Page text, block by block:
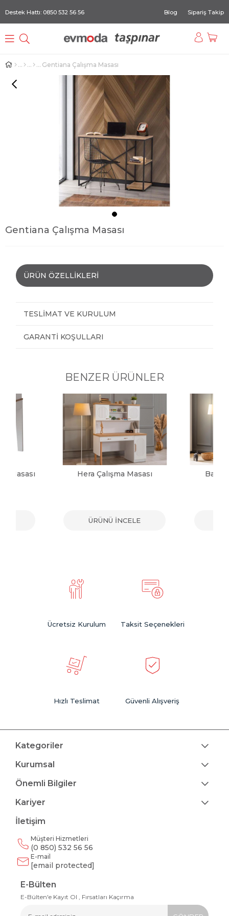
Destek Hattı: 0850 532 56 56 Blog Sipariş Takip
Gentiana Çalışma Masası
Gentiana Çalışma Masası
ÜRÜN ÖZELLIKLERI
TESLIMAT VE KURULUM
GARANTI KOŞULLARI
BENZER ÜRÜNLER
Masası Hera Çalışma Masası
ÜRÜNÜ İNCELE
Barrio
Ücretsiz Kurulum Taksit Seçenekleri
Hızlı Teslimat Güvenli Alışveriş
Kategoriler
Kurumsal
Önemli Bilgiler
Kariyer
İletişim
Müşteri Hizmetleri
(0 850) 532 56 56
E-mail
[email protected]
E-Bülten
E-Bülten'e Kayıt Ol , Fırsatları Kaçırma